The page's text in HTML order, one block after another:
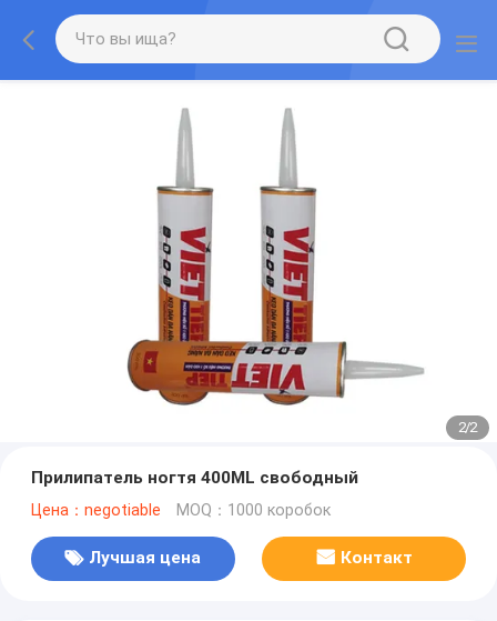
2/2
Прилипатель ногтя 400ML свободный
Цена：negotiable MOQ：1000 коробок
Лучшая цена Контакт